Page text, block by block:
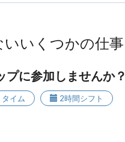
いくつかの仕事
に参加しませんか？
イム 2時間シフト